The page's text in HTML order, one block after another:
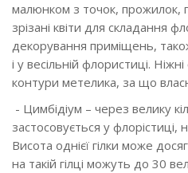
малюнком з точок, прожилок,
зрізані квіти для складання
декорування приміщень,
і у весільній флористиці.
контури метелика, за що
- Цимбідіум – через велику
застосовується у флорістиці,
Висота однієї гілки може
на такій гілці можуть до 30